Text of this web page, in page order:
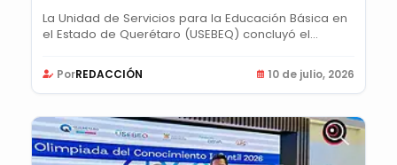
La Unidad de Servicios para la Educación Básica en
el Estado de Querétaro (USEBEQ) concluyó el...
PorREDACCIÓN 10 de julio, 2026